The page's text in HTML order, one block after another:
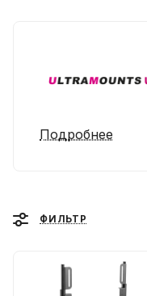
Подробнее
ФИЛЬТР